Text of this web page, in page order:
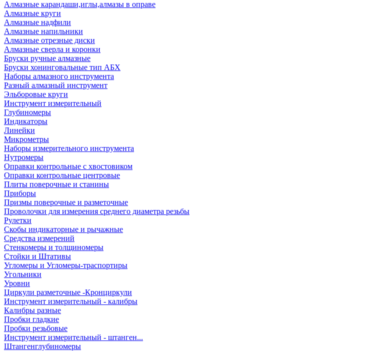
Алмазные карандаши,иглы,алмазы в оправе
Алмазные круги
Алмазные надфили
Алмазные напильники
Алмазные отрезные диски
Алмазные сверла и коронки
Бруски ручные алмазные
Бруски хонинговальные тип АБХ
Наборы алмазного инструмента
Разный алмазный инструмент
Эльборовые круги
Инструмент измерительный
Глубиномеры
Индикаторы
Линейки
Микрометры
Наборы измерительного инструмента
Нутромеры
Оправки контрольные с хвостовиком
Оправки контрольные центровые
Плиты поверочные и станины
Приборы
Призмы поверочные и разметочные
Проволочки для измерения среднего диаметра резьбы
Рулетки
Скобы индикаторные и рычажные
Средства измерений
Стенкомеры и толщиномеры
Стойки и Штативы
Угломеры и Угломеры-траспортиры
Угольники
Уровни
Циркули разметочные -Кронциркули
Инструмент измерительный - калибры
Калибры разные
Пробки гладкие
Пробки резьбовые
Инструмент измерительный - штанген...
Штангенглубиномеры